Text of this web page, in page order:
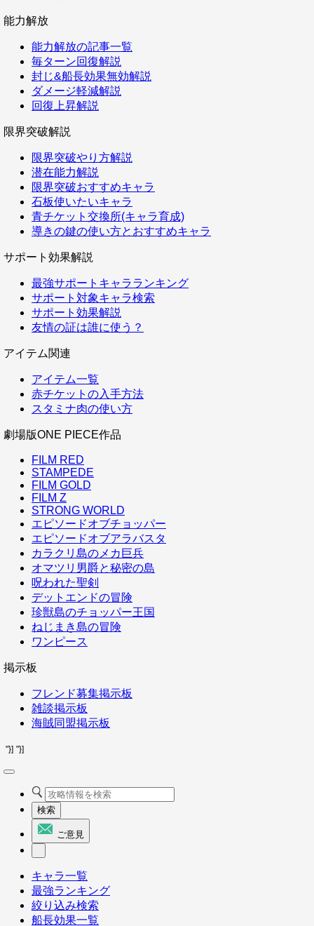
能力解放
能力解放の記事一覧
毎ターン回復解説
封じ&船長効果無効解説
ダメージ軽減解説
回復上昇解説
限界突破解説
限界突破やり方解説
潜在能力解説
限界突破おすすめキャラ
石板使いたいキャラ
青チケット交換所(キャラ育成)
導きの鍵の使い方とおすすめキャラ
サポート効果解説
最強サポートキャラランキング
サポート対象キャラ検索
サポート効果解説
友情の証は誰に使う？
アイテム関連
アイテム一覧
赤チケットの入手方法
スタミナ肉の使い方
劇場版ONE PIECE作品
FILM RED
STAMPEDE
FILM GOLD
FILM Z
STRONG WORLD
エピソードオブチョッパー
エピソードオブアラバスタ
カラクリ島のメカ巨兵
オマツリ男爵と秘密の島
呪われた聖剣
デットエンドの冒険
珍獣島のチョッパー王国
ねじまき島の冒険
ワンピース
掲示板
フレンド募集掲示板
雑談掲示板
海賊同盟掲示板
"}] "}]
検索
ご意見
キャラ一覧
最強ランキング
絞り込み検索
船長効果一覧